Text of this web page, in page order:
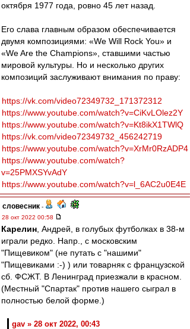
октября 1977 года, ровно 45 лет назад.
Его слава главным образом обеспечивается
двумя композициями: «We Will Rock You» и
«We Are the Champions», ставшими частью
мировой культуры. Но и несколько других
композиций заслуживают внимания по праву:
https://vk.com/video72349732_171372312
https://www.youtube.com/watch?v=CiKvLOlez2Y
https://www.youtube.com/watch?v=Kt8ikX1TWlQ
https://vk.com/video72349732_456242719
https://www.youtube.com/watch?v=XrMr0RzADP4
https://www.youtube.com/watch?
v=25PMXSYvAdY
https://www.youtube.com/watch?v=l_6AC2u0E4E
словесник -
28 окт 2022 00:58
Карелин , Андрей, в голубых футболках в 38-м
играли редко. Напр., с московским
"Пищевиком" (не путать с "нашими"
"Пищевиками :-) ) или товарняк с французской
сб. ФСЖТ. В Ленинград приезжали в красном.
(Местный "Спартак" против нашего сыграл в
полностью белой форме.)
gav » 28 окт 2022, 00:43